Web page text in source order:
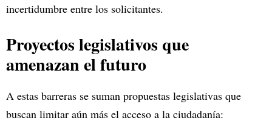
incertidumbre entre los solicitantes.
Proyectos legislativos que
amenazan el futuro
A estas barreras se suman propuestas legislativas que
buscan limitar aún más el acceso a la ciudadanía: